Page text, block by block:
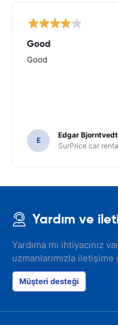
Good
Good
E
Edgar Bjorntvedt
SurPrice car
Yardım ve
Yardıma mı ihtiyacınız
uzmanlarımızla iletişime
Müşteri desteği